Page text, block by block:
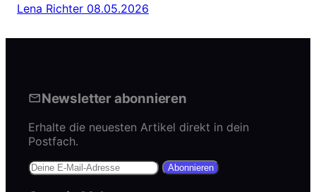
Lena Richter 08.05.2026
Newsletter abonnieren
Erhalte die neuesten Artikel direkt in dein
Postfach.
Abonnieren